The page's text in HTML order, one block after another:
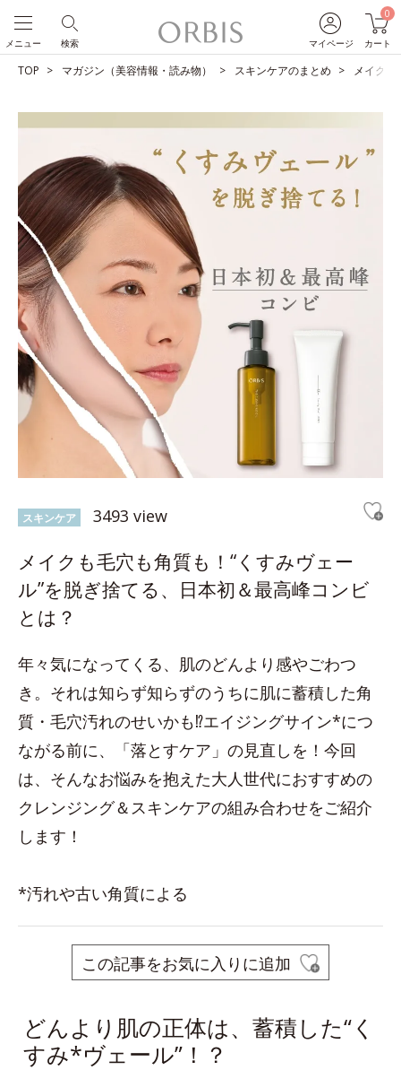
マイページ
0
カート
検索
メニュー
TOP マガジン（美容情報・読み物） スキンケアのまとめ メイクも
スキンケア 3493 view
メイクも毛穴も角質も！“くすみヴェー
ル”を脱ぎ捨てる、日本初＆最高峰コンビ
とは？
年々気になってくる、肌のどんより感やごわつ
き。それは知らず知らずのうちに肌に蓄積した角
質・毛穴汚れのせいかも⁉エイジングサイン*につ
ながる前に、「落とすケア」の見直しを！今回
は、そんなお悩みを抱えた大人世代におすすめの
クレンジング＆スキンケアの組み合わせをご紹介
します！
*汚れや古い角質による
この記事をお気に入りに追加
どんより肌の正体は、蓄積した“く
すみ*ヴェール”！？